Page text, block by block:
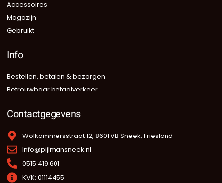
Accessoires
Magazijn
Gebruikt
Info
Bestellen, betalen & bezorgen
Betrouwbaar betaalverkeer
Contactgegevens
Wolkammersstraat 12, 8601 VB Sneek, Friesland
Info@pijlmansneek.nl
0515 419 601
KVK: 01114455